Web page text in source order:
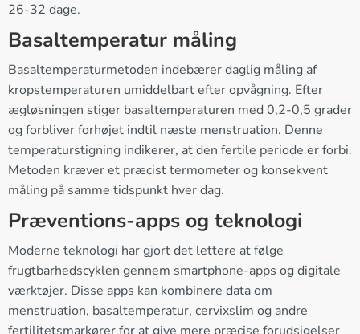
26-32 dage.
Basaltemperatur måling
Basaltemperaturmetoden indebærer daglig måling af
kropstemperaturen umiddelbart efter opvågning. Efter
ægløsningen stiger basaltemperaturen med 0,2-0,5 grader
og forbliver forhøjet indtil næste menstruation. Denne
temperaturstigning indikerer, at den fertile periode er forbi.
Metoden kræver et præcist termometer og konsekvent
måling på samme tidspunkt hver dag.
Præventions-apps og teknologi
Moderne teknologi har gjort det lettere at følge
frugtbarhedscyklen gennem smartphone-apps og digitale
værktøjer. Disse apps kan kombinere data om
menstruation, basaltemperatur, cervixslim og andre